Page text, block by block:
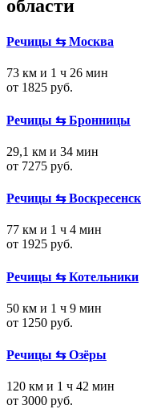
области
Речицы ⇆ Москва
73 км и 1 ч 26 мин
от 1825 руб.
Речицы ⇆ Бронницы
29,1 км и 34 мин
от 7275 руб.
Речицы ⇆ Воскресенск
77 км и 1 ч 4 мин
от 1925 руб.
Речицы ⇆ Котельники
50 км и 1 ч 9 мин
от 1250 руб.
Речицы ⇆ Озёры
120 км и 1 ч 42 мин
от 3000 руб.